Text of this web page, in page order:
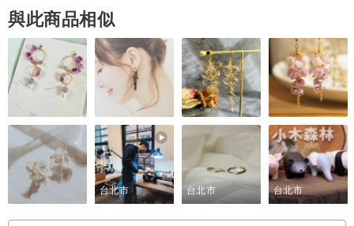
與此商品相似
台北市 台北市 台北市